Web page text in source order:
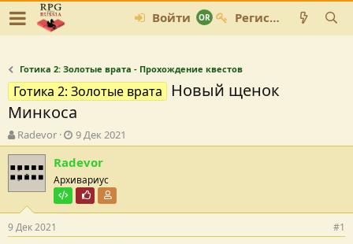
Войти Регистрация
Готика 2: Золотые врата - Прохождение квестов
Готика 2: Золотые врата
Новый щенок
Минкоса
А
в
т
о
р
м
Radevor
Д
а
т
а
с
о
д
9 Дек 2021
Radevor
Архивариус
ТестировщикПочётный пользователь
9 Дек 2021 #1